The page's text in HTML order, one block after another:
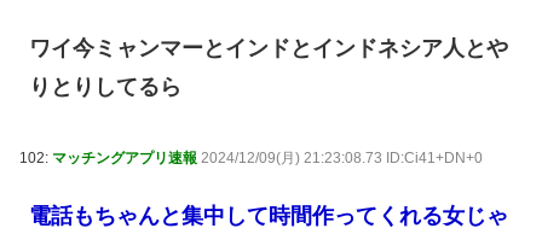
ワイ今ミャンマーとインドとインドネシア人とや
りとりしてるら
102: マッチングアプリ速報 2024/12/09(月) 21:23:08.73 ID:Ci41+DN+0
電話もちゃんと集中して時間作ってくれる女じゃ